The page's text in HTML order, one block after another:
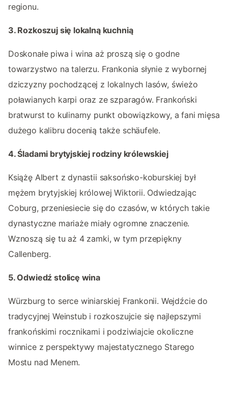
regionu.
3. Rozkoszuj się lokalną kuchnią
Doskonałe piwa i wina aż proszą się o godne
towarzystwo na talerzu. Frankonia słynie z wybornej
dziczyzny pochodzącej z lokalnych lasów, świeżo
poławianych karpi oraz ze szparagów. Frankoński
bratwurst to kulinarny punkt obowiązkowy, a fani mięsa
dużego kalibru docenią także schäufele.
4. Śladami brytyjskiej rodziny królewskiej
Książę Albert z dynastii saksońsko-koburskiej był
mężem brytyjskiej królowej Wiktorii. Odwiedzając
Coburg, przeniesiecie się do czasów, w których takie
dynastyczne mariaże miały ogromne znaczenie.
Wznoszą się tu aż 4 zamki, w tym przepiękny
Callenberg.
5. Odwiedź stolicę wina
Würzburg to serce winiarskiej Frankonii. Wejdźcie do
tradycyjnej Weinstub i rozkoszujcie się najlepszymi
frankońskimi rocznikami i podziwiajcie okoliczne
winnice z perspektywy majestatycznego Starego
Mostu nad Menem.